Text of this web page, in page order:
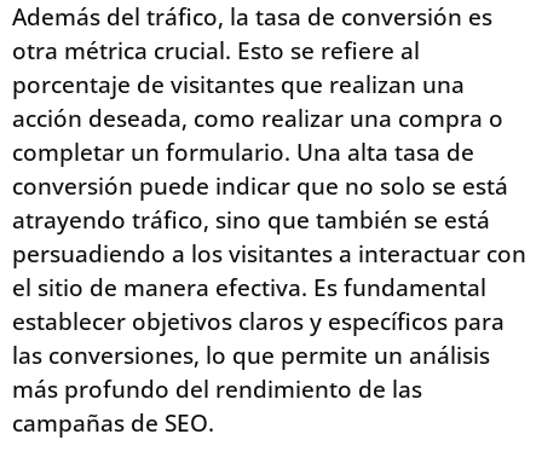
Además del tráfico, la tasa de conversión es
otra métrica crucial. Esto se refiere al
porcentaje de visitantes que realizan una
acción deseada, como realizar una compra o
completar un formulario. Una alta tasa de
conversión puede indicar que no solo se está
atrayendo tráfico, sino que también se está
persuadiendo a los visitantes a interactuar con
el sitio de manera efectiva. Es fundamental
establecer objetivos claros y específicos para
las conversiones, lo que permite un análisis
más profundo del rendimiento de las
campañas de SEO.